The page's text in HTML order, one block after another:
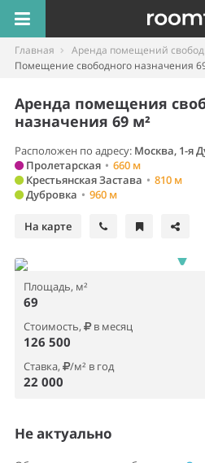
Главная
Аренда помещений
Помещение свободного назначения
Аренда помещения
назначения 69 м²
Расположен по адресу: Москва, 1-я
Пролетарская • 660 м
Крестьянская Застава • 810 м
Дубровка • 960 м
На карте
Площадь, м²
69
Стоимость, в месяц
126 500
Ставка, /м² в год
22 000
Не актуально